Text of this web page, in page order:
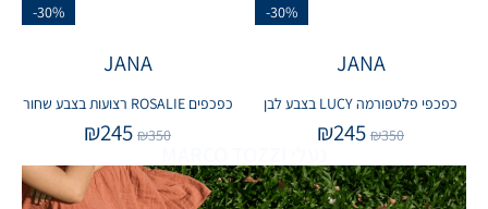
-30%
JANA
כפכפי פלטפורמה LUCY בצבע לבן
₪350
₪245
-30%
JANA
כפכפים ROSALIE רצועות בצבע שחור
₪350
₪245